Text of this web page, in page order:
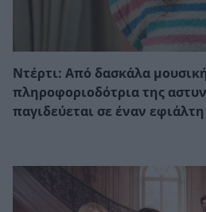
Ντέρτι: Από δασκάλα
πληροφοριοδότρια της
παγιδεύεται σε έναν εφιάλτη